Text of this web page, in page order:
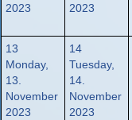
2023
2023
13
Monday,
13.
November
2023
14
Tuesday,
14.
November
2023